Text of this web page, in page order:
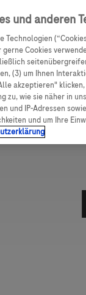
CGM
Shop
und anderen
Technologien
Cookies
(3) um Ihnen
akzeptieren"
zu, wie sie näher in
und IP-Adressen
und um Ihre